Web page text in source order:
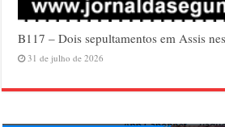
B117 – Dois sepultamentos em Assis
31 de julho de 2026